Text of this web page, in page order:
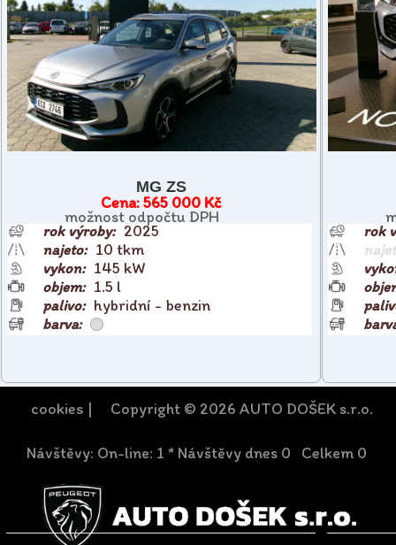
MG ZS
565 000 Kč
možnost odpočtu DPH
2025
10 tkm
145 kW
1.5 l
hybridní - benzin
cookies | Copyright © 2026 AUTO DOŠEK s.r.o.
Návštěvy: On-line: 1 * Návštěvy dnes 0 Celkem 0